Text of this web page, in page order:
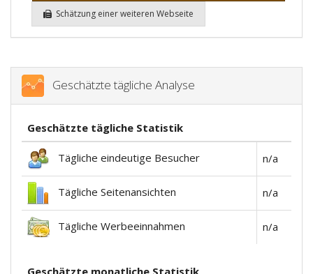
Schätzung einer weiteren Webseite
Geschätzte tägliche Analyse
Geschätzte tägliche Statistik
Tägliche eindeutige Besucher n/a
Tägliche Seitenansichten n/a
Tägliche Werbeeinnahmen n/a